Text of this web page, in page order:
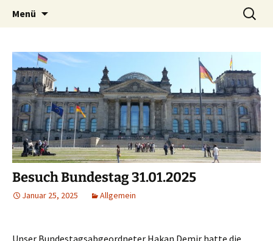
Menü
Suchen
nach:
Besuch Bundestag 31.01.2025
Januar 25, 2025 Allgemein